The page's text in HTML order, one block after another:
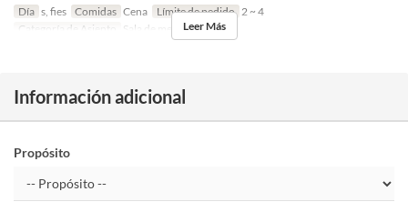
Día s, fies Comidas Cena Límite de pedido 2 ~ 4
Categoría de Asiento
Sala de mesasLeer Más
Información adicional
Propósito